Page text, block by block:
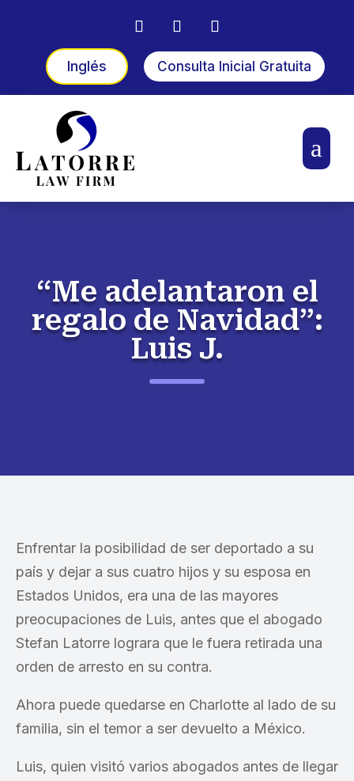
Inglés Consulta Inicial Gratuita
a
“Me adelantaron el
regalo de Navidad”:
Luis J.
Enfrentar la posibilidad de ser deportado a su
país y dejar a sus cuatro hijos y su esposa en
Estados Unidos, era una de las mayores
preocupaciones de Luis, antes que el abogado
Stefan Latorre lograra que le fuera retirada una
orden de arresto en su contra.
Ahora puede quedarse en Charlotte al lado de su
familia, sin el temor a ser devuelto a México.
Luis, quien visitó varios abogados antes de llegar